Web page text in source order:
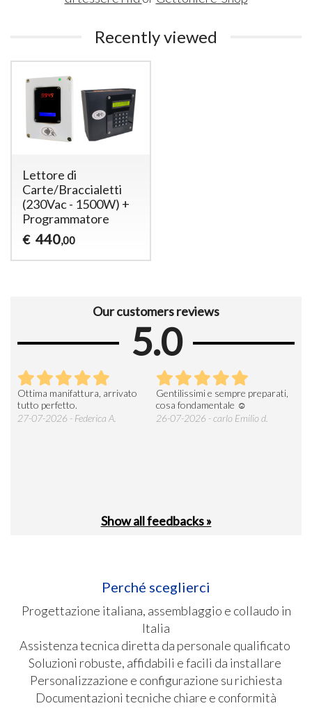
Recently viewed
Lettore di
Carte/Braccialetti
(230Vac - 1500W) +
Programmatore
€ 440,00
Our customers reviews
5.0
Ottima manifattura, arrivato
tutto perfetto.
27-07-2026 - Federica A.
Gentilissimi e sempre preparati,
cosa fondamentale ☺️
26-07-2026 - carlo Emilio d.
Show all feedbacks »
Perché sceglierci
Progettazione italiana, assemblaggio e collaudo in
Italia
Assistenza tecnica diretta da personale qualificato
Soluzioni robuste, affidabili e facili da installare
Personalizzazione e configurazione su richiesta
Documentazioni tecniche chiare e conformità